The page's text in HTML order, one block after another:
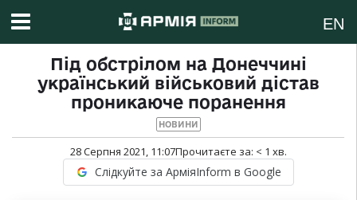
EN
Під обстрілом на Донеччині
український військовий дістав
проникаюче поранення
НОВИНИ
28 Серпня 2021, 11:07Прочитаєте за: < 1 хв.
Слідкуйте за АрміяInform в Google